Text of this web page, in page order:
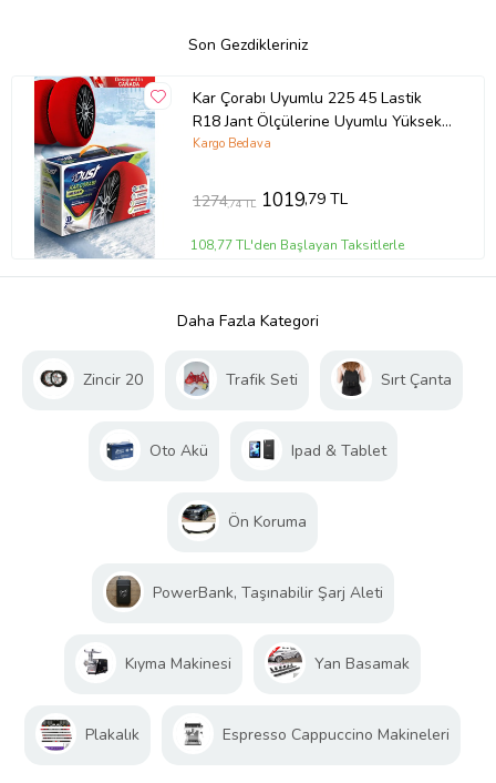
Son Gezdikleriniz
Kar Çorabı Uyumlu 225 45 Lastik
R18 Jant Ölçülerine Uyumlu Yüksek
Kaliteli Zincir Muadili Ürün Dust
Kargo Bedava
1274,74 TL 1019,79 TL
108,77 TL'den Başlayan Taksitlerle
Daha Fazla Kategori
Zincir 20 Trafik Seti Sırt Çanta
Oto Akü Ipad & Tablet
Ön Koruma
PowerBank, Taşınabilir Şarj Aleti
Kıyma Makinesi Yan Basamak
Plakalık Espresso Cappuccino Makineleri